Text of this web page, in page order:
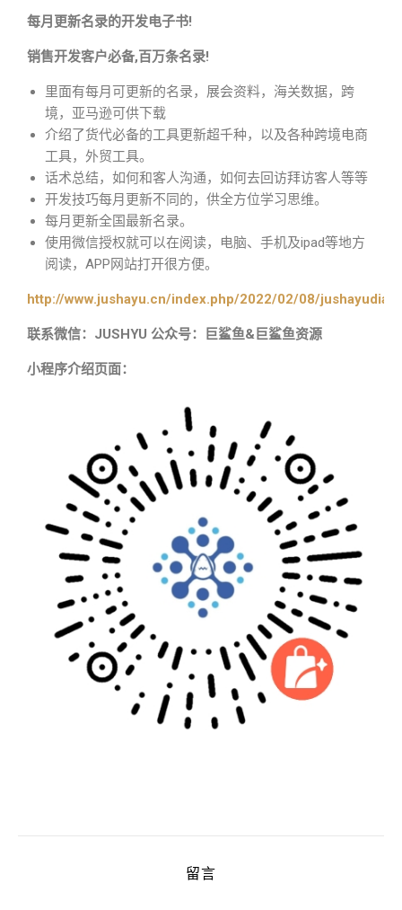
每月更新名录的开发电子书!
销售开发客户必备,百万条名录!
里面有每月可更新的名录，展会资料，海关数据，跨
境，亚马逊可供下载
介绍了货代必备的工具更新超千种，以及各种跨境电商
工具，外贸工具。
话术总结，如何和客人沟通，如何去回访拜访客人等等
开发技巧每月更新不同的，供全方位学习思维。
每月更新全国最新名录。
使用微信授权就可以在阅读，电脑、手机及ipad等地方
阅读，APP网站打开很方便。
http://www.jushayu.cn/index.php/2022/02/08/
联系微信：JUSHYU 公众号：巨鲨鱼&巨鲨鱼资源
小程序介绍页面：
留言